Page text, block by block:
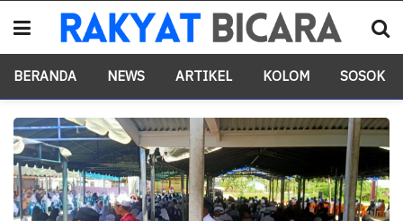
BERANDA NEWS ARTIKEL KOLOM SOSOK